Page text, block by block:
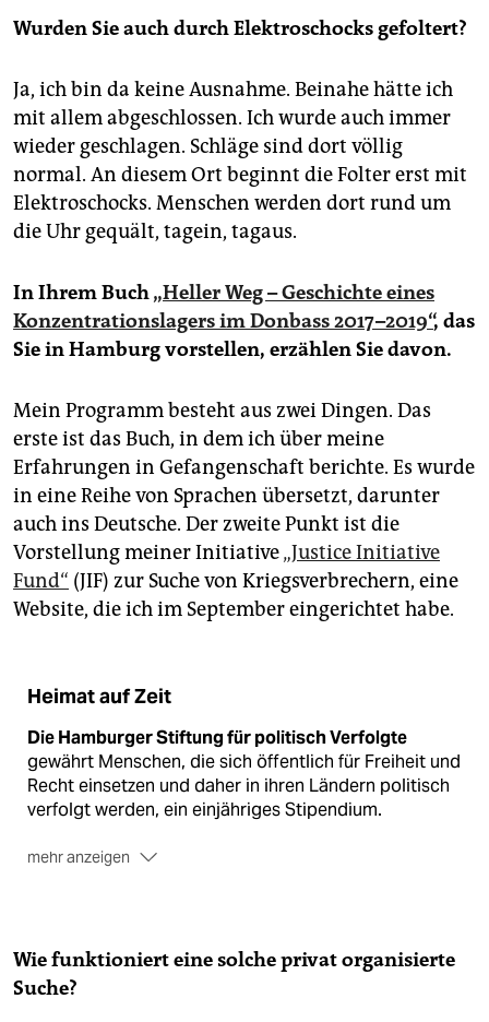
Wurden Sie auch durch Elektroschocks gefoltert?
Ja, ich bin da keine Ausnahme. Beinahe hätte ich
mit allem abgeschlossen. Ich wurde auch immer
wieder geschlagen. Schläge sind dort völlig
normal. An diesem Ort beginnt die Folter erst mit
Elektroschocks. Menschen werden dort rund um
die Uhr gequält, tagein, tagaus.
In Ihrem Buch„Heller Weg – Geschichte eines
Konzentrationslagers im Donbass 2017–2019“, das
Sie in Hamburg vorstellen, erzählen Sie davon.
Mein Programm besteht aus zwei Dingen. Das
erste ist das Buch, in dem ich über meine
Erfahrungen in Gefangenschaft berichte. Es wurde
in eine Reihe von Sprachen übersetzt, darunter
auch ins Deutsche. Der zweite Punkt ist die
Vorstellung meiner Initiative„Justice Initiative
Fund“ (JIF) zur Suche von Kriegsverbrechern, eine
Website, die ich im September eingerichtet habe.
Heimat auf Zeit
Die Hamburger Stiftung für politisch Verfolgte
gewährt Menschen, die sich öffentlich für Freiheit und
Recht einsetzen und daher in ihren Ländern politisch
verfolgt werden, ein einjähriges Stipendium.
mehr anzeigen
geben, ohne Bedrohung ihre Stimme zu erheben.
Gäste waren
Wie funktioniert eine solche privat organisierte
Suche?